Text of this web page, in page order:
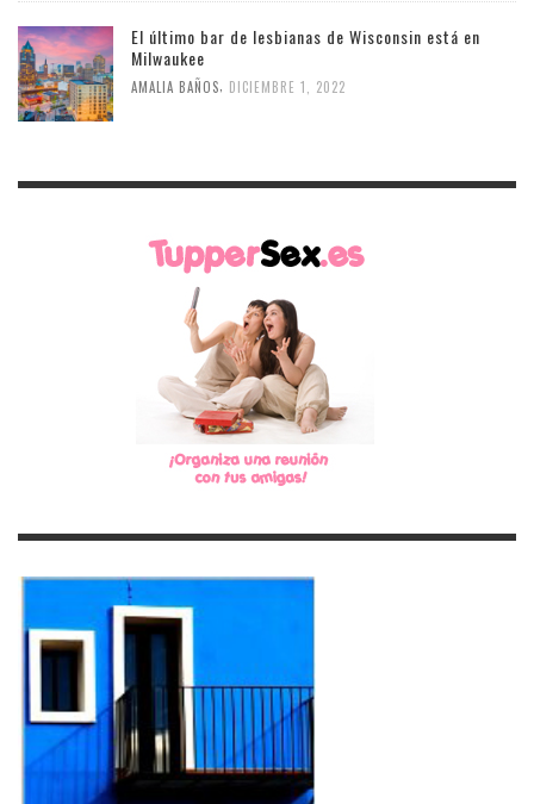
El último bar de lesbianas de Wisconsin está en
Milwaukee
AMALIA BAÑOS DICIEMBRE 1, 2022